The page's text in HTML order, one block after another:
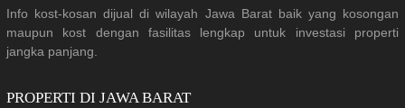
Info kost-kosan dijual di wilayah Jawa Barat baik yang kosongan
maupun kost dengan fasilitas lengkap untuk investasi properti
jangka panjang.
PROPERTI DI JAWA BARAT